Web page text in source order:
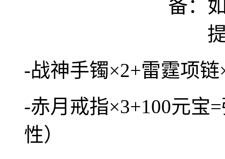
-战神手镯×2+雷霆项
-赤月戒指×3+100元宝
性）